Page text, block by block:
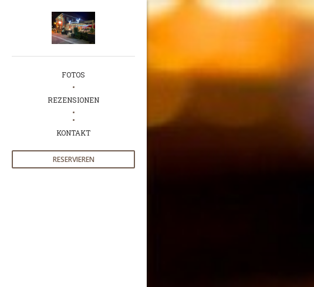
FOTOS
REZENSIONEN
((ÖFFNET EIN NEUES FENSTER))
KONTAKT
RESERVIEREN